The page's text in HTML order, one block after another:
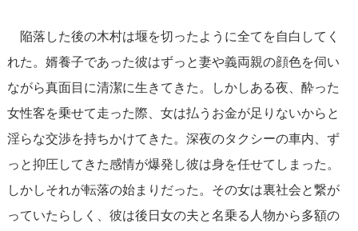
陥落した後の木村は堰を切ったように全てを自白してく
れた。婿養子であった彼はずっと妻や義両親の顔色を伺い
ながら真面目に清潔に生きてきた。しかしある夜、酔った
女性客を乗せて走った際、女は払うお金が足りないからと
淫らな交渉を持ちかけてきた。深夜のタクシーの車内、ず
っと抑圧してきた感情が爆発し彼は身を任せてしまった。
しかしそれが転落の始まりだった。その女は裏社会と繋が
っていたらしく、彼は後日女の夫と名乗る人物から多額の